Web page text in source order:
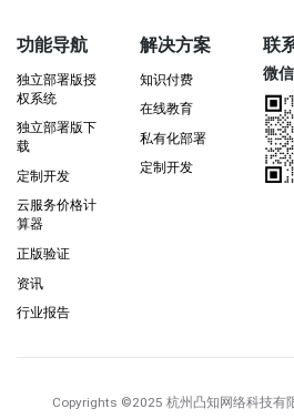
功能导航
独立部署版授
权系统
独立部署版下
载
定制开发
云服务价格计
算器
正版验证
资讯
行业报告
解决方案
知识付费
在线教育
私有化部署
定制开发
联
微信
Copyrights ©2025 杭州凸知网络科技有